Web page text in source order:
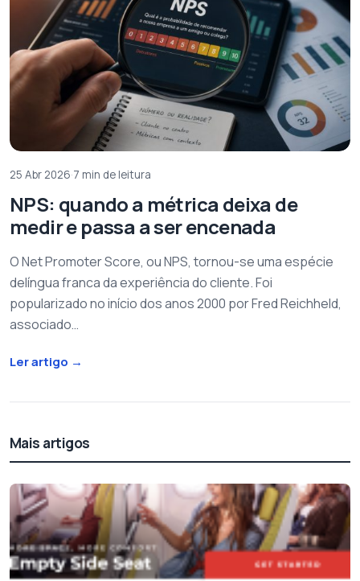
25 Abr 2026·7 min de leitura
NPS: quando a métrica deixa de
medir e passa a ser encenada
O Net Promoter Score, ou NPS, tornou-se uma espécie
delíngua franca da experiência do cliente. Foi
popularizado no início dos anos 2000 por Fred Reichheld,
associado…
Ler artigo →
Mais artigos